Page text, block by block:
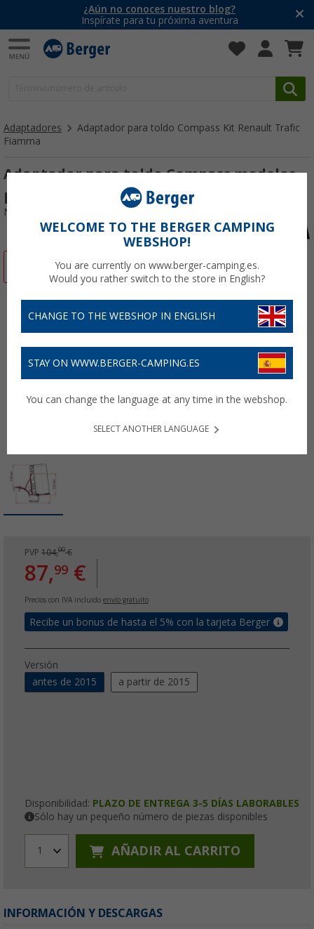
¿Aún no conoces nuestro blog?
Inspírate para tu próxima aventura
Adaptadores
Adaptador para toldo Compass Kit Renault Trafic
Fiamma
Adaptador para toldo Compass modelos
previos a 2015 Kit Renault Trafic Fiamma
Nº de artículo 441844
PVP 104,00€
87,99 €
Precios con IVA incluido envío gratuito
Recibe un bonus de hasta el 5% con la tarjeta Berger
Versión
antes de 2015
a partir de 2015
Disponibilidad: PLAZO DE ENTREGA 3-5 DÍAS LABORABLES
Sólo hay un pequeño número de piezas disponibles
1 AÑADIR AL CARRITO
INFORMACIÓN Y DESCARGAS
WELCOME TO THE BERGER CAMPING
WEBSHOP!
You are currently on www.berger-camping.es.
Would you rather switch to the store in English?
CHANGE TO THE WEBSHOP IN ENGLISH
STAY ON WWW.BERGER-CAMPING.ES
You can change the language at any time in the webshop.
SELECT ANOTHER LANGUAGE